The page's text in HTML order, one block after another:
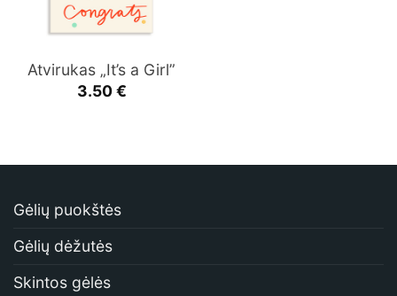
Atvirukas „It’s a Girl”
3.50€
Gėlių puokštės
Gėlių dėžutės
Skintos gėlės